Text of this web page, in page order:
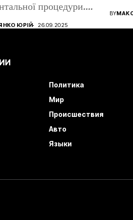
процедури.
наскільки...
ЮРІЙ 26.09.2025
все
BY
Политика
Мир
Происшествия
Авто
Языки